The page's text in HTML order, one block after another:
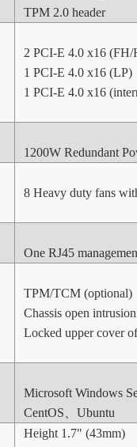
TPM 2.0 header
2 PCI-E 4.0 x16
1 PCI-E 4.0 x16 (LP)
1 PCI-E 4.0 x16
1200W Redundant
8 Heavy duty fans
One RJ45
TPM/TCM (optional)
Chassis open
Locked upper cover
Microsoft Windows
CentOS、Ubuntu
Height 1.7" (43mm)